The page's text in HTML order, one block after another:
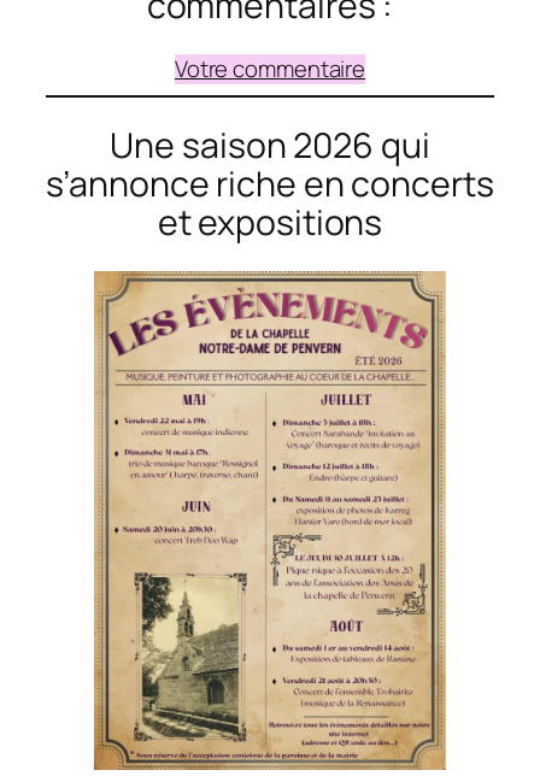
Votre commentaire
Une saison 2026 qui
s’annonce riche en concerts
et expositions